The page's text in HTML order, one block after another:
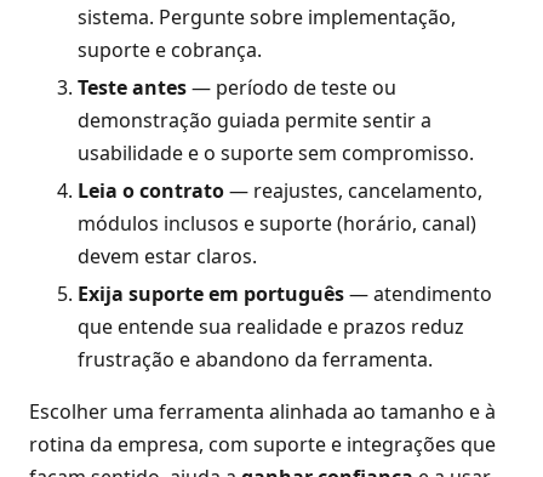
sistema. Pergunte sobre implementação,
suporte e cobrança.
Teste antes— período de teste ou
demonstração guiada permite sentir a
usabilidade e o suporte sem compromisso.
Leia o contrato— reajustes, cancelamento,
módulos inclusos e suporte (horário, canal)
devem estar claros.
Exija suporte em português— atendimento
que entende sua realidade e prazos reduz
frustração e abandono da ferramenta.
Escolher uma ferramenta alinhada ao tamanho e à
rotina da empresa, com suporte e integrações que